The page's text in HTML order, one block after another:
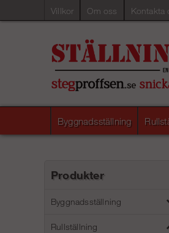
Villkor Om oss Kontakta
Byggnadsställning
Produkter
Byggnadsställning
Rullställning